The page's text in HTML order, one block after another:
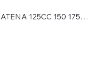
REGOLATORE TENDICATENA 125CC 150 175 200